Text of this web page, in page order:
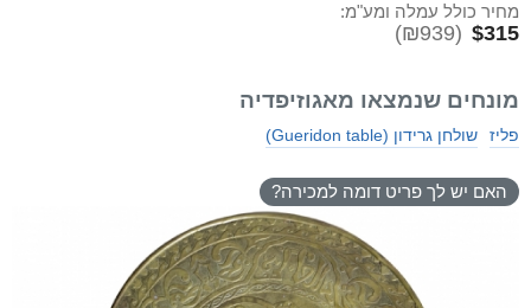
מחיר כולל עמלה ומע"מ:
$315
(₪939)
מונחים שנמצאו מאגוזיפדיה
פליז שולחן גרידון (Gueridon table)
האם יש לך פריט דומה למכירה?